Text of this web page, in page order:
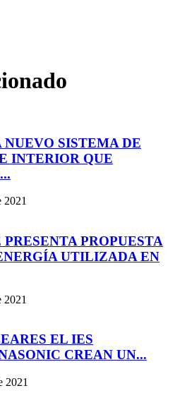
SISTEMA DE
INTERIOR QUE
2021
PROPUESTA
UTILIZADA EN
2021
EL IES
CREAN UN...
2021